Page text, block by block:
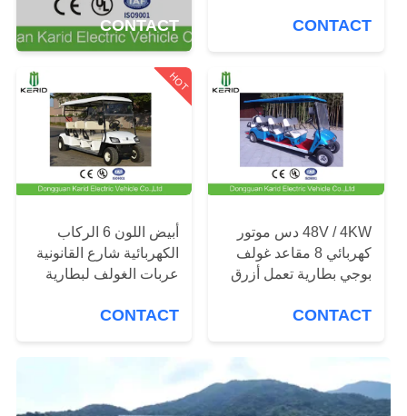
اتصل
اطلب
خريطة
الموقع
الخصوصية
CONTACT
مقاعد
CONTACT
HOT
أبيض اللون 6 الركاب
الكهربائية شارع القانونية
عربات الغولف لبطارية
CONTACT
48V / 4KW دس موتور
كهربائي 8 مقاعد غولف
بوجي بطارية تعمل أزرق
CONTACT